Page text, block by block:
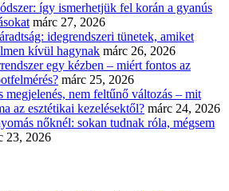
így ismerhetjük fel korán a gyanús
márc 27, 2026
idegrendszeri tünetek, amiket
kívül hagynak márc 26, 2026
egy kézben – miért fontos az
márc 25, 2026
megjelenés, nem feltűnő változás – mit
az esztétikai kezelésektől? márc 24, 2026
nőknél: sokan tudnak róla, mégsem
23, 2026